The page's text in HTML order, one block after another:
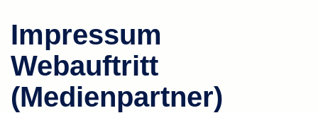
Impressum
Webauftritt
(Medienpartner)